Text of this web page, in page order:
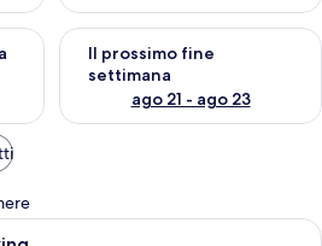
questo fine settimana, ago 14 -
Il prossimo fine
settimana
ago 21 - ago 23
Verifica la disponibilità per il
Camera d'albergo con un letto